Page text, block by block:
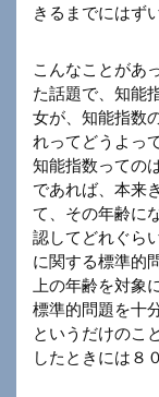
きるまでにはず
こんなことがあ
た話題で、知能
女が、知能指数
れってどうよっ
知能指数っての
であれば、本来
て、その年齢に
認してどれぐら
に関する標準的
上の年齢を対象
標準的問題を十
というだけのこ
したときには８